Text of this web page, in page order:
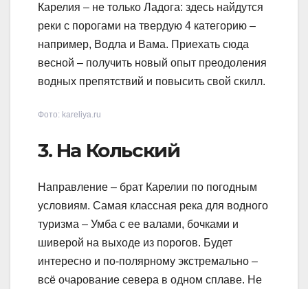
Карелия – не только Ладога: здесь найдутся
реки с порогами на твердую 4 категорию –
например, Водла и Вама. Приехать сюда
весной – получить новый опыт преодоления
водных препятствий и повысить свой скилл.
Фото: kareliya.ru
3. На Кольский
Направление – брат Карелии по погодным
условиям. Самая классная река для водного
туризма – Умба с ее валами, бочками и
шиверой на выходе из порогов. Будет
интересно и по-полярному экстремально –
всё очарование севера в одном сплаве. Не